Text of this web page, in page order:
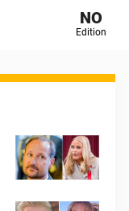
NO
Edition